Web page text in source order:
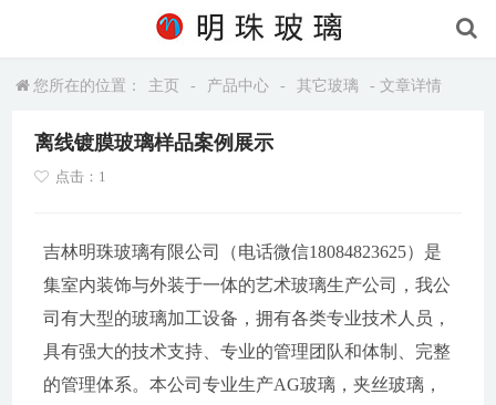
您所在的位置： 主页 - 产品中心 - 其它玻璃 - 文章详情
离线镀膜玻璃样品案例展示
点击：1
吉林明珠玻璃有限公司（电话微信18084823625）是
集室内装饰与外装于一体的艺术玻璃生产公司，我公
司有大型的玻璃加工设备，拥有各类专业技术人员，
具有强大的技术支持、专业的管理团队和体制、完整
的管理体系。本公司专业生产AG玻璃，夹丝玻璃，